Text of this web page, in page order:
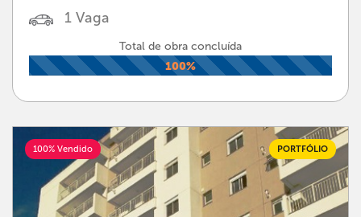
1 Vaga
Total de obra concluída
100%
100% Vendido PORTFÓLIO